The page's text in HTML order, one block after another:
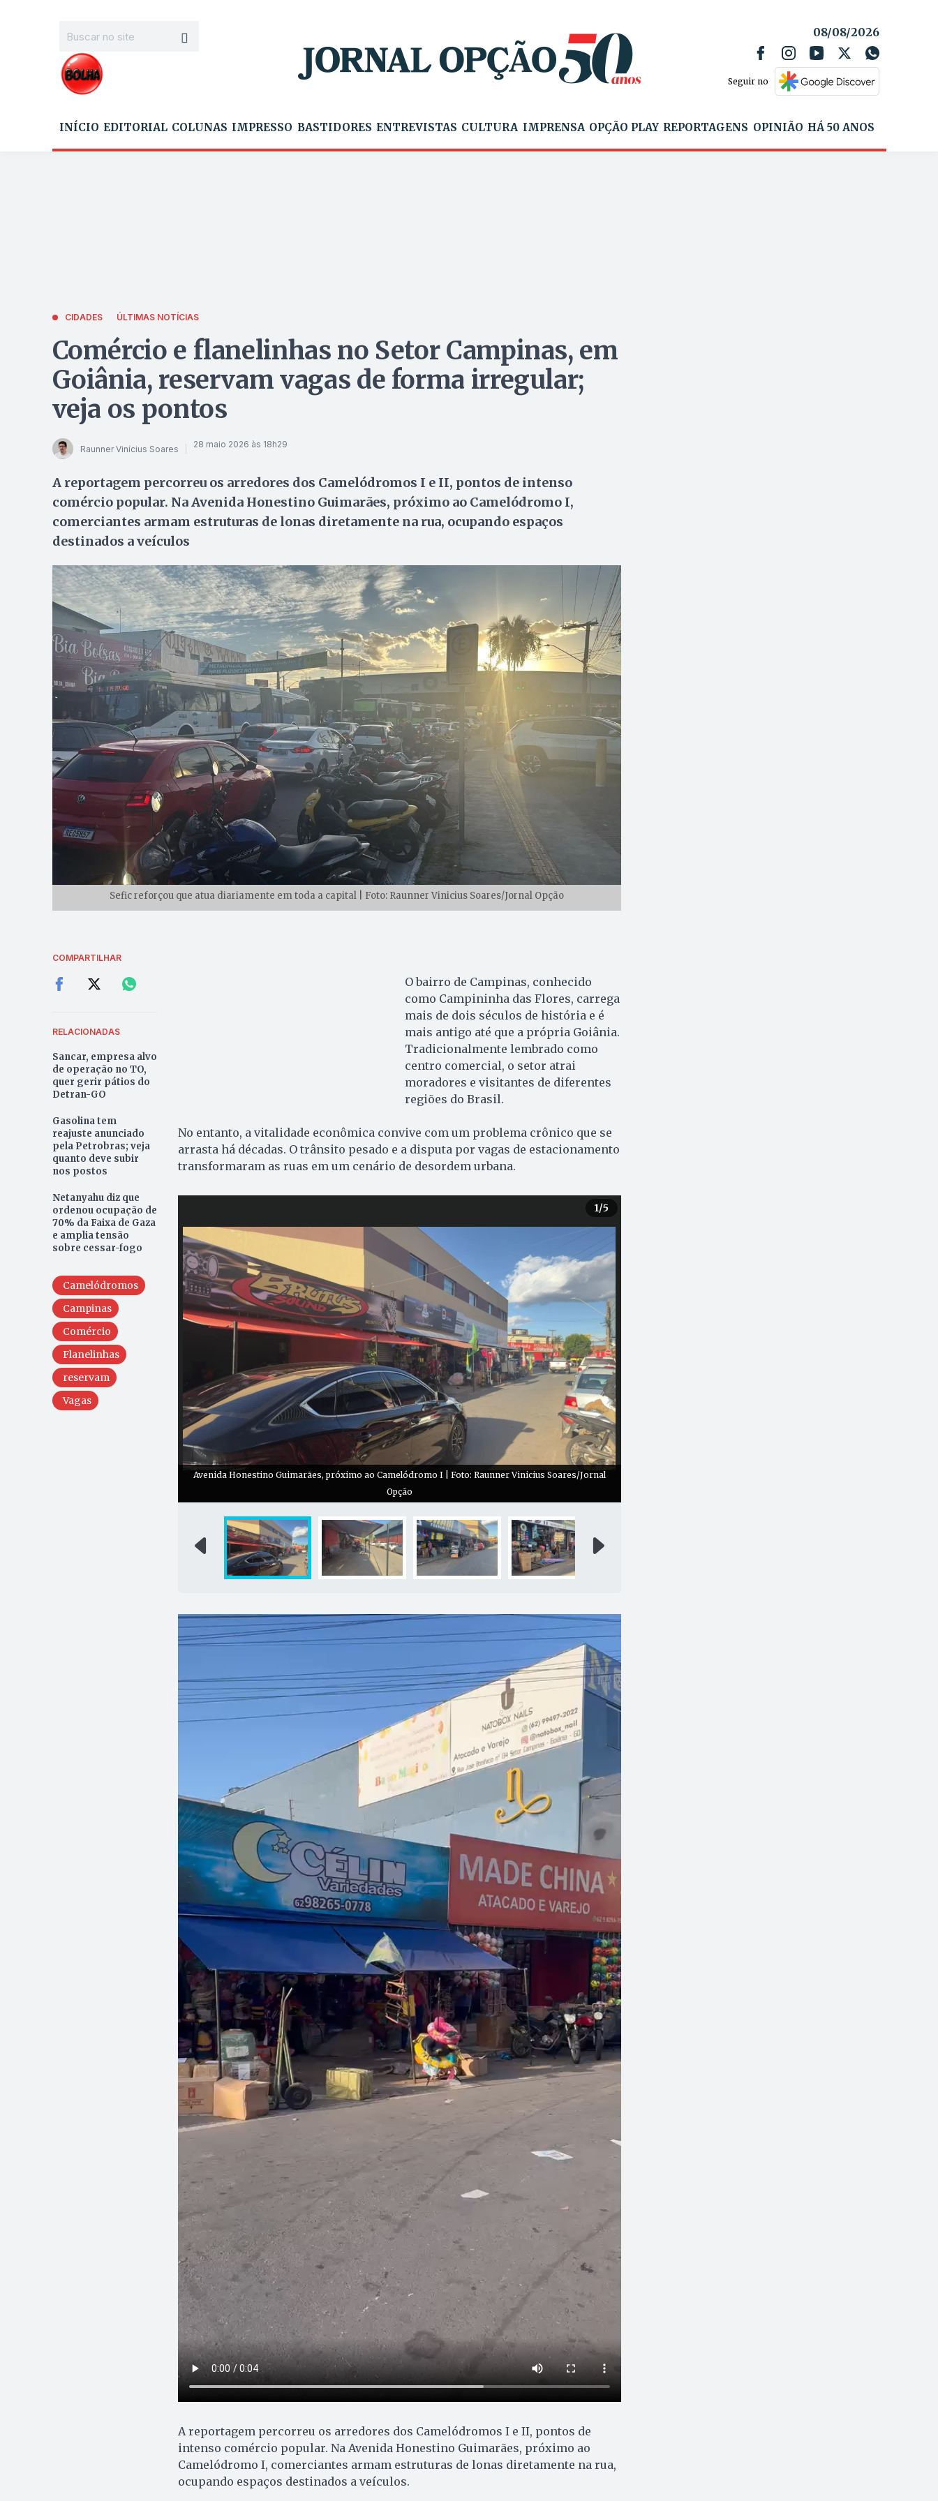
08/08/2026
Seguir no
INÍCIO EDITORIAL COLUNAS IMPRESSO BASTIDORES ENTREVISTAS CULTURA IMPRENSA OPÇÃO PLAY REPORTAGENS OPINIÃO HÁ 50 ANOS
CIDADES ÚLTIMAS NOTÍCIAS
Comércio e flanelinhas no Setor Campinas, em
Goiânia, reservam vagas de forma irregular;
veja os pontos
Raunner Vinícius Soares 28 maio 2026 às 18h29
A reportagem percorreu os arredores dos Camelódromos I e II, pontos de intenso
comércio popular. Na Avenida Honestino Guimarães, próximo ao Camelódromo I,
comerciantes armam estruturas de lonas diretamente na rua, ocupando espaços
destinados a veículos
Sefic reforçou que atua diariamente em toda a capital | Foto: Raunner Vinicius Soares/Jornal Opção
COMPARTILHAR
RELACIONADAS
Sancar, empresa alvo
de operação no TO,
quer gerir pátios do
Detran-GO
Gasolina tem
reajuste anunciado
pela Petrobras; veja
quanto deve subir
nos postos
Netanyahu diz que
ordenou ocupação de
70% da Faixa de Gaza
e amplia tensão
sobre cessar-fogo
Camelódromos
Campinas
Comércio
Flanelinhas
reservam
Vagas
O bairro de Campinas, conhecido
como Campininha das Flores, carrega
mais de dois séculos de história e é
mais antigo até que a própria Goiânia.
Tradicionalmente lembrado como
centro comercial, o setor atrai
moradores e visitantes de diferentes
regiões do Brasil.
No entanto, a vitalidade econômica convive com um problema crônico que se
arrasta há décadas. O trânsito pesado e a disputa por vagas de estacionamento
transformaram as ruas em um cenário de desordem urbana.
1/5
Avenida Honestino Guimarães, próximo ao Camelódromo I | Foto: Raunner Vinicius Soares/Jornal
Opção
A reportagem percorreu os arredores dos Camelódromos I e II, pontos de
intenso comércio popular. Na Avenida Honestino Guimarães, próximo ao
Camelódromo I, comerciantes armam estruturas de lonas diretamente na rua,
ocupando espaços destinados a veículos.